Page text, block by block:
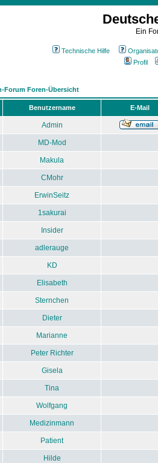
Ein
Technische Hilfe
Profil
Forum Foren-Übersicht
Benutzername E-Mail
Admin
MD-Mod
Makula
CMohr
ErwinSeitz
1sakurai
Insider
adlerauge
KD
Elisabeth
Sternchen
Dieter
Marianne
Peter Richter
Gisela
Tina
Wolfgang
Medizinmann
Patient
Hilde